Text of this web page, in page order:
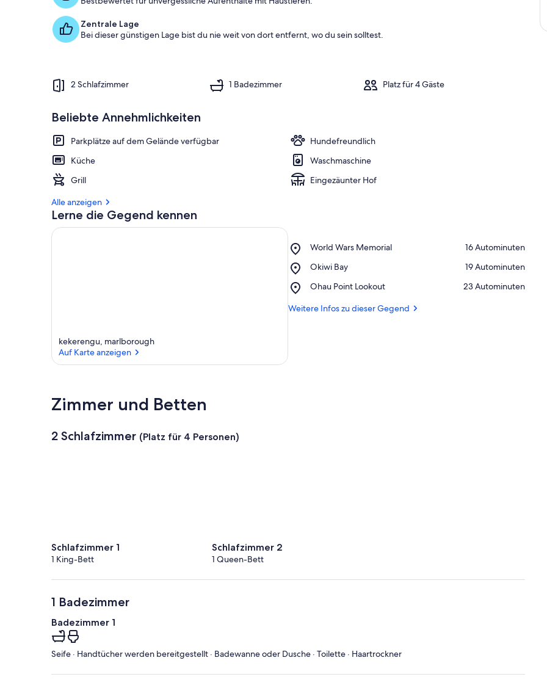
1
d
G
Zentrale Lage
Bei dieser günstigen Lage bist du nie weit von dort entfernt, wo du sein solltest.
2 Schlafzimmer 1 Badezimmer Platz für 4 Gäste
Beliebte Annehmlichkeiten
Parkplätze auf dem Gelände verfügbar
Hundefreundlich
Küche
Waschmaschine
Grill
Eingezäunter Hof
Alle anzeigen
Lerne die Gegend kennen
kekerengu, marlborough
Auf Karte anzeigen
World Wars Memorial
Place,
Wars
‪16 Autominuten‬
Okiwi Bay
Place,
Bay
‪19 Autominuten‬
Ohau Point Lookout
Place,
Point
‪23 Autominuten‬
Weitere Infos zu dieser Gegend
Zimmer und Betten
2 Schlafzimmer (Platz für 4 Personen)
Schlafzimmer 1
1 King-Bett
Schlafzimmer 2
1 Queen-Bett
1 Badezimmer
Badezimmer 1
Seife · Handtücher werden bereitgestellt · Badewanne oder Dusche · Toilette · Haartrockner